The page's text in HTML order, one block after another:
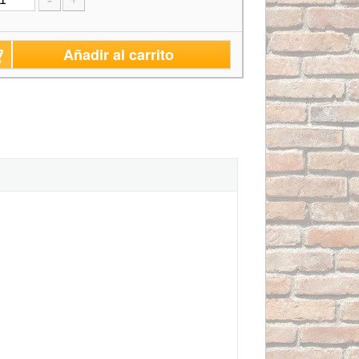
Añadir al carrito